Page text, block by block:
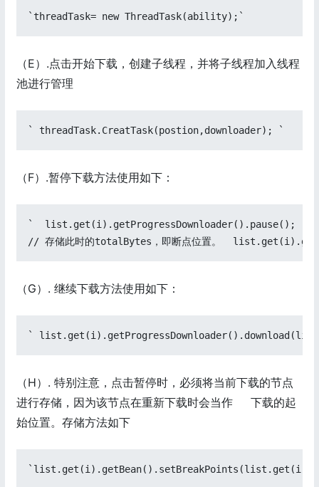
`threadTask= new ThreadTask(ability);`
（E）.点击开始下载，创建子线程，并将子线程加入线程
池进行管理
` threadTask.CreatTask(postion,downloader); `
（F）.暂停下载方法使用如下：
`  list.get(i).getProgressDownloader().pause();
// 存储此时的totalBytes，即断点位置。
（G）. 继续下载方法使用如下：
`
（H）. 特别注意，点击暂停时，必须将当前下载的节点
进行存储，因为该节点在重新下载时会当作 下载的起
始位置。存储方法如下